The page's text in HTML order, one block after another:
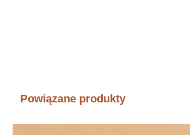
Powiązane produkty